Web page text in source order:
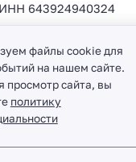
ИНН 643924940324
сантехники и
Саратовской области ©
файлы cookie для
на нашем сайте.
просмотр сайта, вы
политику